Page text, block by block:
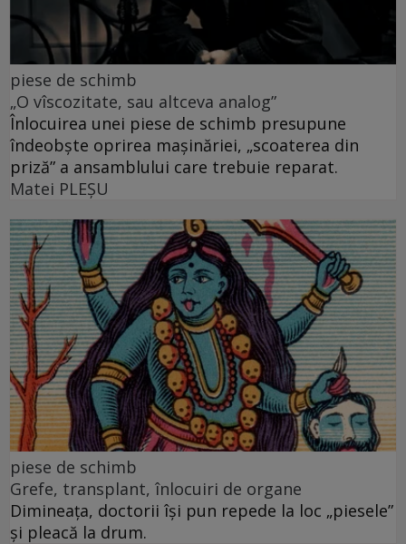
piese de schimb
„O vîscozitate, sau altceva analog”
Înlocuirea unei piese de schimb presupune
îndeobște oprirea mașinăriei, „scoaterea din
priză” a ansamblului care trebuie reparat.
Matei PLEŞU
piese de schimb
Grefe, transplant, înlocuiri de organe
Dimineața, doctorii își pun repede la loc „piesele”
și pleacă la drum.